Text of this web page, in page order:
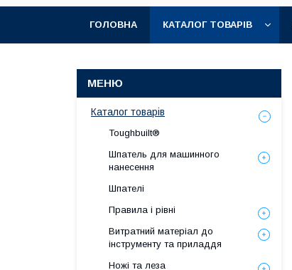
ГОЛОВНА КАТАЛОГ ТОВАРІВ
Каталог товарів
Toughbuilt®
Шпатель для машинного
нанесення
Шпателі
Правила і рівні
Витратний матеріал до
інструменту та приладдя
Ножі та леза